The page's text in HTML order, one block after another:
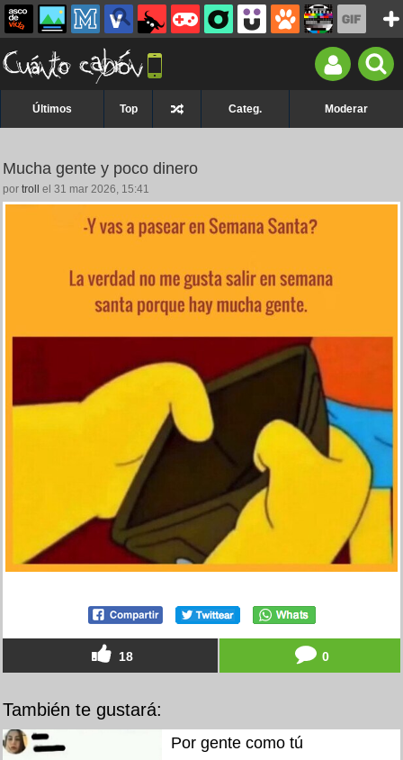
Últimos Top Categ. Moderar
Mucha gente y poco dinero
por troll el 31 mar 2026, 15:41
18 0
También te gustará:
Por gente como tú